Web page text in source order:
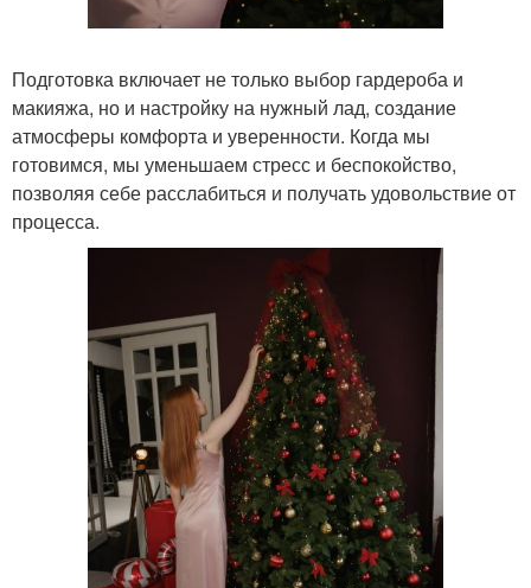
Подготовка включает не только выбор гардероба и
макияжа, но и настройку на нужный лад, создание
атмосферы комфорта и уверенности. Когда мы
готовимся, мы уменьшаем стресс и беспокойство,
позволяя себе расслабиться и получать удовольствие от
процесса.